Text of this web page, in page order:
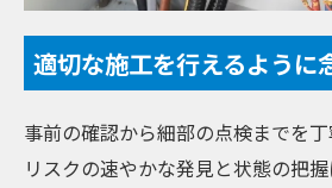
適切な施工を行えるように
事前の確認から細部の点検までを
リスクの速やかな発見と状態の把握